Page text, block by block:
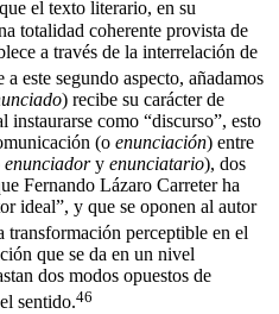
el texto literario, en su
totalidad coherente provista de
a través de la interrelación de
este segundo aspecto, añadamos
) recibe su carácter de
instaurarse como “discurso”, esto
(o enunciación) entre
enunciadory enunciatario), dos
Fernando Lázaro Carreter ha
ideal”, y que se oponen al autor
transformación perceptible en el
que se da en un nivel
dos modos opuestos de
sentido.46